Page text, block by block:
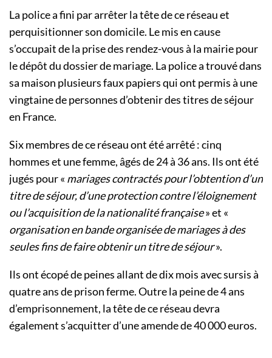
La police a fini par arrêter la tête de ce réseau et
perquisitionner son domicile. Le mis en cause
s’occupait de la prise des rendez-vous à la mairie pour
le dépôt du dossier de mariage. La police a trouvé dans
sa maison plusieurs faux papiers qui ont permis à une
vingtaine de personnes d’obtenir des titres de séjour
en France.
Six membres de ce réseau ont été arrêté : cinq
hommes et une femme, âgés de 24 à 36 ans. Ils ont été
jugés pour « mariages contractés pour l’obtention d’un
titre de séjour, d’une protection contre l’éloignement
ou l’acquisition de la nationalité française» et «
organisation en bande organisée de mariages à des
seules fins de faire obtenir un titre de séjour».
Ils ont écopé de peines allant de dix mois avec sursis à
quatre ans de prison ferme. Outre la peine de 4 ans
d’emprisonnement, la tête de ce réseau devra
également s’acquitter d’une amende de 40 000 euros.